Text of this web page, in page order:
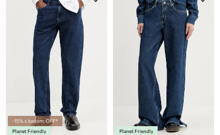
-15% s kodom: OFF*
Planet Friendly
Planet Friendly